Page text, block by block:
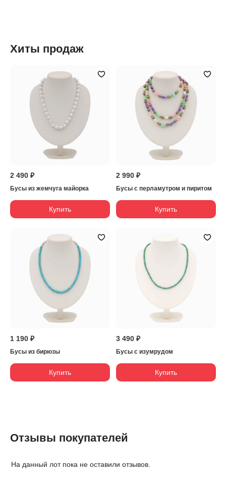
Хиты продаж
2 490 ₽
Бусы из жемчуга майорка
Купить
2 990 ₽
Бусы с перламутром и пиритом
Купить
1 190 ₽
Бусы из бирюзы
Купить
3 490 ₽
Бусы с изумрудом
Купить
Отзывы покупателей
На данный лот пока не оставили отзывов.